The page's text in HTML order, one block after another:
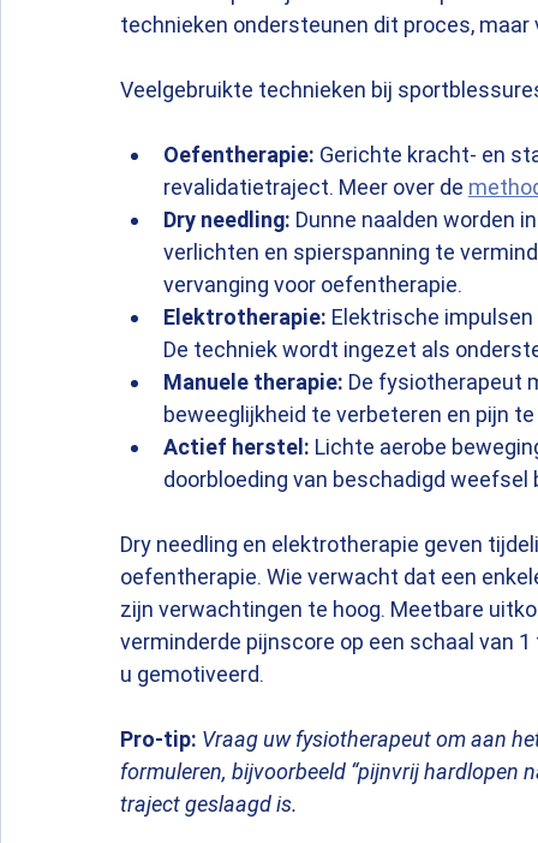
technieken ondersteunen dit proces,
Veelgebruikte technieken bij
Oefentherapie: Gerichte kracht- en
revalidatietraject. Meer over de
Dry needling: Dunne naalden worden
verlichten en spierspanning te
vervanging voor oefentherapie.
Elektrotherapie: Elektrische
De techniek wordt ingezet als
Manuele therapie: De fysiotherapeut
beweeglijkheid te verbeteren en pijn
Actief herstel: Lichte aerobe
doorbloeding van beschadigd weefsel
Dry needling en elektrotherapie geven
oefentherapie. Wie verwacht dat een
zijn verwachtingen te hoog. Meetbare
verminderde pijnscore op een schaal van
u gemotiveerd.
Pro-tip: Vraag uw fysiotherapeut om aan
formuleren, bijvoorbeeld “pijnvrij hardlopen
traject geslaagd is.